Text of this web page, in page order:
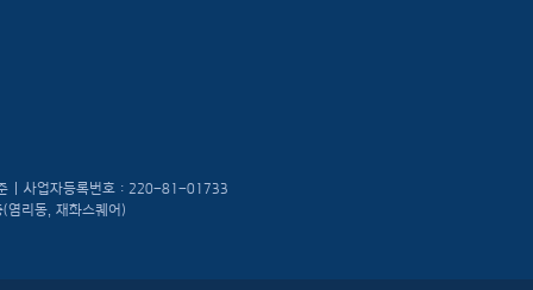
사업자등록번호 : 220-81-01733
리동, 재화스퀘어)